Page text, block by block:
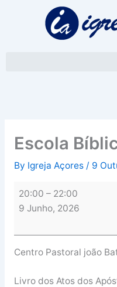
Escola
By Igreja Açores / 9
20:00 – 22:00
9 Junho, 2026
Centro Pastoral joão
Livro dos Atos dos